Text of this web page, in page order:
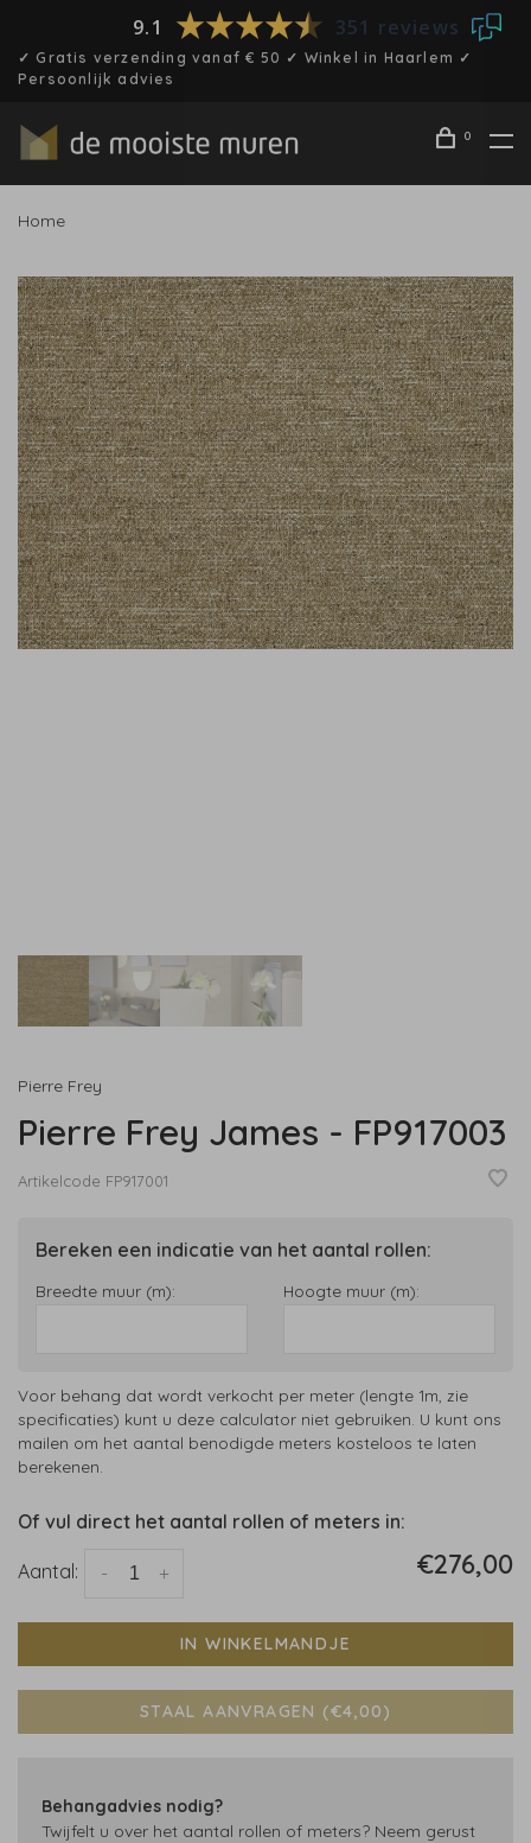
9.1 351 reviews
✓ Gratis verzending vanaf € 50 ✓ Winkel in Haarlem ✓
Persoonlijk advies
0
Home
Pierre Frey
Pierre Frey James - FP917003
Artikelcode FP917001
Bereken een indicatie van het aantal rollen:
Breedte muur (m): Hoogte muur (m):
Voor behang dat wordt verkocht per meter (lengte 1m, zie
specificaties) kunt u deze calculator niet gebruiken. U kunt ons
mailen om het aantal benodigde meters kosteloos te laten
berekenen.
Of vul direct het aantal rollen of meters in:
Aantal: +
- €276,00
IN WINKELMANDJE
STAAL AANVRAGEN (€4,00)
Behangadvies nodig?
Twijfelt u over het aantal rollen of meters? Neem gerust